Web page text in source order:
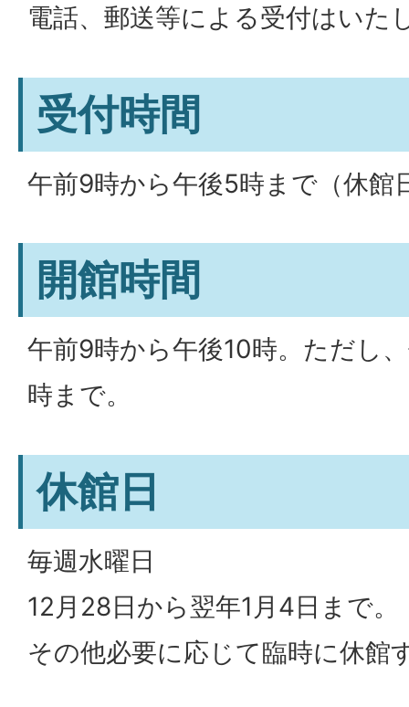
電話、郵送等による受付はいた
受付時間
午前9時から午後5時まで（休館
開館時間
午前9時から午後10時。ただし
時まで。
休館日
毎週水曜日
12月28日から翌年1月4日まで。
その他必要に応じて臨時に休館